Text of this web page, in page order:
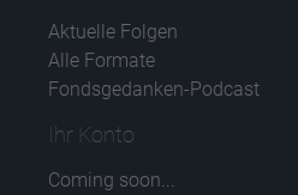
Aktuelle Folgen
Alle Formate
Fondsgedanken-Podcast
Ihr Konto
Coming soon...